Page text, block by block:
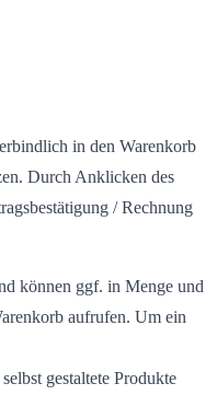
in den Warenkorb
Durch Anklicken des
/ Rechnung
können ggf. in Menge und
aufrufen. Um ein
gestaltete Produkte